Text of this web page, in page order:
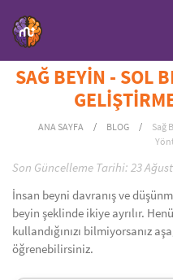
SAĞ BEYİN - SOL
ANA SAYFA / BLOG /
Sağ
Son Güncelleme Tarihi: 23
İnsan beyni davranış ve
beyin şeklinde ikiye ayrılır.
kullandığınızı bilmiyorsanız
öğrenebilirsiniz.